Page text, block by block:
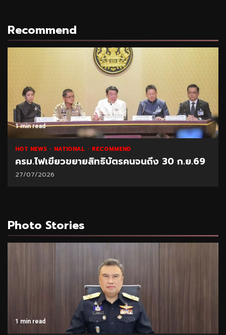
Recommend
1 min read
HOT NEWS NATIONAL RECOMMEND
ครม.ไฟเขียวขยายสิทธิบัตรคนจนถึง 30 ก.ย.69
27/07/2026
Photo Stories
1 min read